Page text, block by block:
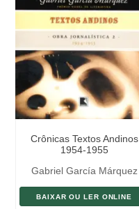
Crônicas Textos Andinos
1954-1955
Gabriel García Márquez
BAIXAR OU LER ONLINE